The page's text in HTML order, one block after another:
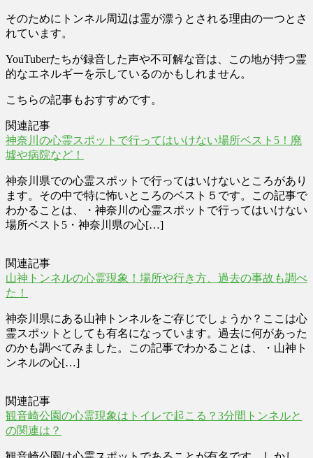
そのためにトンネル周辺は霊が漂うとされる理由の一つとさ
れています。
YouTuberたちが録音した声や不可解な音は、この地が持つ霊
的なエネルギーを示しているのかもしれません。
こちらの記事もおすすめです。
関連記事
神奈川の心霊スポットで行ってはいけない場所ベスト5！廃
墟や病院など！
神奈川県での心霊スポットで行ってはいけないところがあり
ます。その中で特に怖いところのベスト５です。この記事で
わかることは、・神奈川の心霊スポットで行ってはいけない
場所ベスト5・神奈川県の心[…]
関連記事
山神トンネルの心霊現象！場所や行き方、過去の事故も調べ
た！
神奈川県にある山神トンネルをご存じでしょうか？ここは心
霊スポットとしても有名になっています。過去に何があった
のかも調べてみました。この記事でわかることは、・山神ト
ンネルの心[…]
関連記事
観音崎公園の心霊現象はトイレで起こる？3分間トンネルと
の関連は？